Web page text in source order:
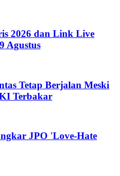
2026 dan Link Live
Agustus
Tetap Berjalan Meski
Terbakar
JPO 'Love-Hate